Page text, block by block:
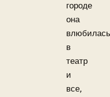
городе
она
влюбилась
в
театр
и
все,